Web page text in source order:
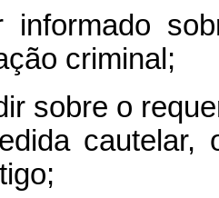
criminal;
sobre o
cautelar,